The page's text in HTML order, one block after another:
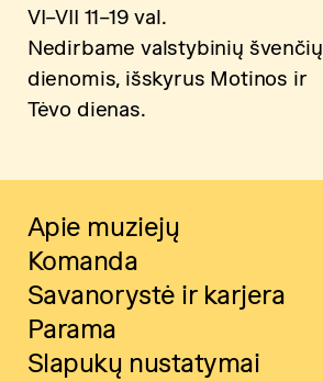
VI–VII 11–19 val.
Nedirbame valstybinių švenčių
dienomis, išskyrus Motinos ir
Tėvo dienas.
Apie muziejų
Komanda
Savanorystė ir karjera
Parama
Slapukų nustatymai